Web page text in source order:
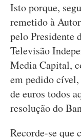
Isto porque,
remetido à
pelo Presidente
Televisão
Media Capital,
em pedido
de euros todos
resolução do
Recorde-se que